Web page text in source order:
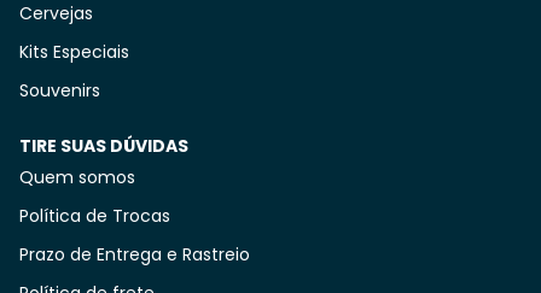
Cervejas
Kits Especiais
Souvenirs
TIRE SUAS DÚVIDAS
Quem somos
Política de Trocas
Prazo de Entrega e Rastreio